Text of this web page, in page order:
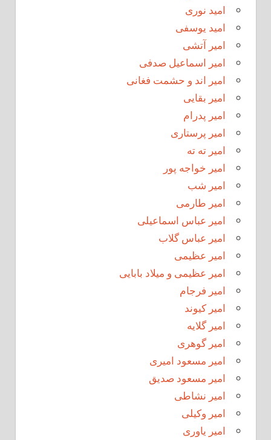
امید نوری
امید یوسفی
امیر آتشی
امیر اسماعیل صدفی
امیر اند و حشمت فغانی
امیر بقایی
امیر پدرام
امیر پرستاری
امیر ته ته
امیر خواجه پور
امیر شب
امیر طارمی
امیر عباس اسماعیلی
امیر عباس گلاب
امیر عظیمی
امیر عظیمی و میلاد بابایی
امیر فرجام
امیر کیوند
امیر گلایه
امیر گوهری
امیر مسعود امیری
امیر مسعود صدیق
امیر نشاطی
امیر وکیلی
امیر یاوری